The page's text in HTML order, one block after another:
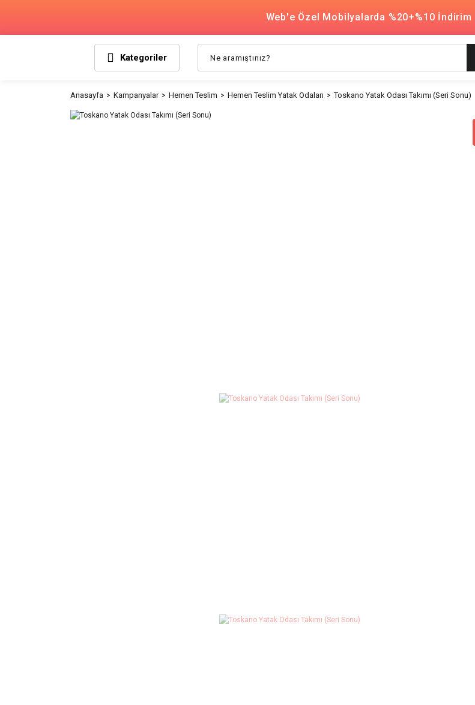
Web'e Özel Mobilyalarda %20+%10 İndirim
Kategoriler
Anasayfa Kampanyalar Hemen Teslim Hemen Teslim Yatak Odaları Toskano Yatak Odası Takımı (Seri Sonu)